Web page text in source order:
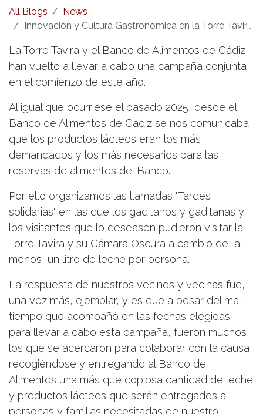
All Blogs
News
Innovación y Cultura Gastronómica en la Torre Tavira de la mano de Masterñam
La Torre Tavira y el Banco de Alimentos de Cádiz
han vuelto a llevar a cabo una campaña conjunta
en el comienzo de este año.
Al igual que ocurriese el pasado 2025, desde el
Banco de Alimentos de Cádiz se nos comunicaba
que los productos lácteos eran los más
demandados y los más necesarios para las
reservas de alimentos del Banco.
Por ello organizamos las llamadas "Tardes
solidarias" en las que los gaditanos y gaditanas y
los visitantes que lo deseasen pudieron visitar la
Torre Tavira y su Cámara Oscura a cambio de, al
menos, un litro de leche por persona.
La respuesta de nuestros vecinos y vecinas fue,
una vez más, ejemplar, y es que a pesar del mal
tiempo que acompañó en las fechas elegidas
para llevar a cabo esta campaña, fueron muchos
los que se acercaron para colaborar con la causa,
recogiéndose y entregando al Banco de
Alimentos una más que copiosa cantidad de leche
y productos lácteos que serán entregados a